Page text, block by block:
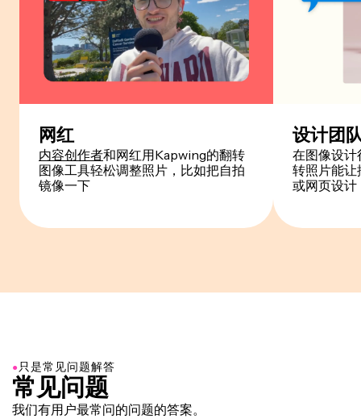
网红
内容创作者和网红用Kapwing的翻转
图像工具轻松调整照片，比如把自拍
镜像一下
设计团
在图像设计
转照片能让
或网页设计
●只是常见问题解答
常见问题
我们有用户最常问的问题的答案。